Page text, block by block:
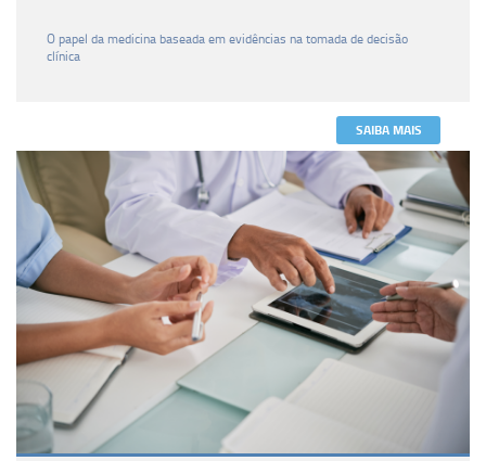
O papel da medicina baseada em evidências na tomada de decisão
clínica
SAIBA MAIS